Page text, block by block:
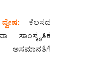
ಕೆಲಸದ
ಸಾಂಸ್ಕೃತಿಕ